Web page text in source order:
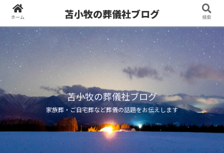
苫小牧の葬儀社ブログ
家族葬・ご自宅葬など葬儀の話題をお伝えします
ホーム 苫小牧の葬儀社ブログ 検索